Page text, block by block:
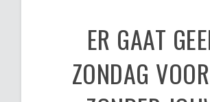
ER GAAT
ZONDAG